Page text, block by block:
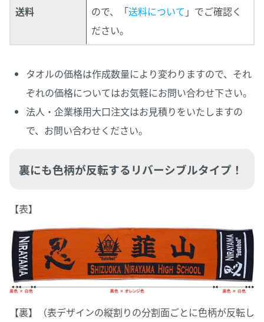
送料
ので、「送料について 」でご確認く
ださい。
タオルの価格は作成数量により変わりますので、それ
ぞれの価格についてはお気軽にお問い合わせ下さい。
法人・企業様用大口注文はお見積りをいたしますの
で、お問い合わせください。
裏にも色柄が反転するリバーシブルタイプ！
【表】
【裏】（表デザインの縦割りの分割面ごとに色柄が反転し